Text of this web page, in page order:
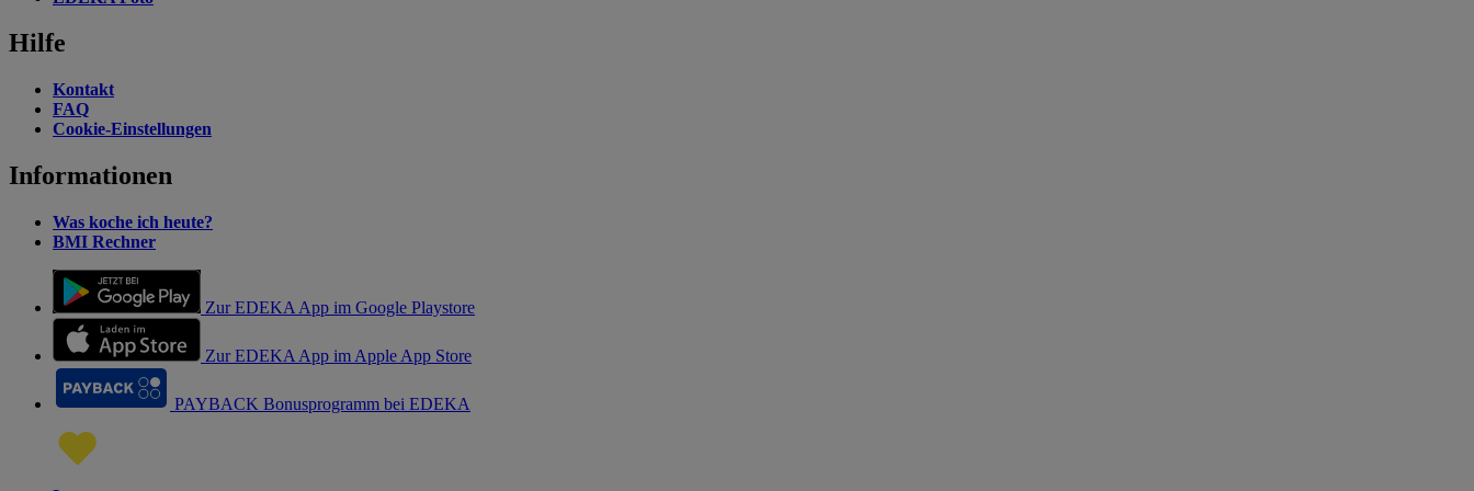
Hilfe
Kontakt
FAQ
Cookie-Einstellungen
Informationen
Was koche ich heute?
BMI Rechner
Zur EDEKA App im Google Playstore
Zur EDEKA App im Apple App Store
PAYBACK Bonusprogramm bei EDEKA